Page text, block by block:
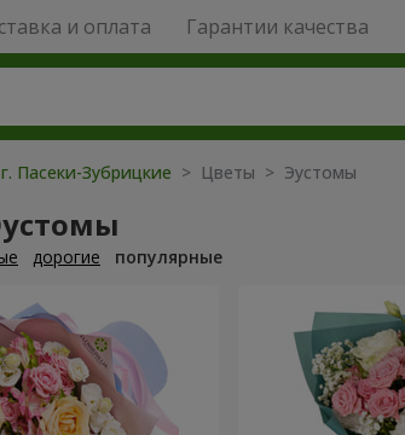
и оплата Гарантии качества
Пасеки-Зубрицкие > Цветы > Эустомы
дорогие популярные